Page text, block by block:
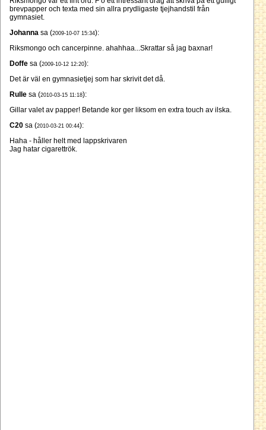
brevpapper och texta med sin allra prydligaste tjejhandstil från
gymnasiet.
Johanna sa (2009-10-07 15:34):
Riksmongo och cancerpinne. ahahhaa...Skrattar så jag baxnar!
Doffe sa (2009-10-12 12:20):
Det är väl en gymnasietjej som har skrivit det då.
Rulle sa (2010-03-15 11:18):
Gillar valet av papper! Betande kor ger liksom en extra touch av ilska.
C20 sa (2010-03-21 00:44):
Haha - håller helt med lappskrivaren
Jag hatar cigarettrök.